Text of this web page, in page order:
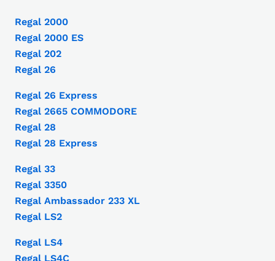
Regal 2000
Regal 2000 ES
Regal 202
Regal 26
Regal 26 Express
Regal 2665 COMMODORE
Regal 28
Regal 28 Express
Regal 33
Regal 3350
Regal Ambassador 233 XL
Regal LS2
Regal LS4
Regal LS4C